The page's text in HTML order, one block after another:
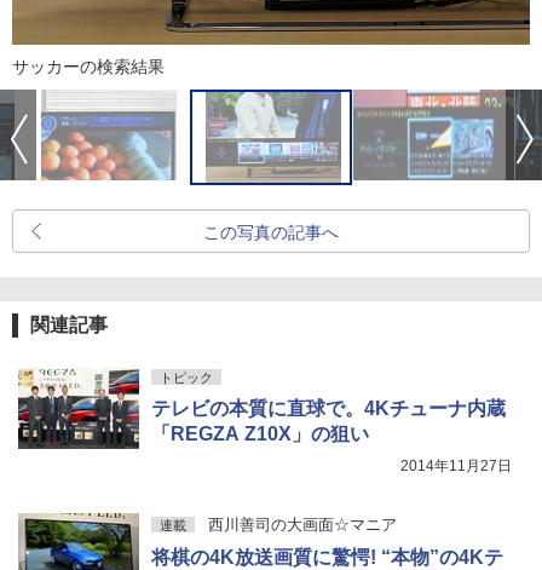
サッカーの検索結果
この写真の記事へ
関連記事
トピック
テレビの本質に直球で。4Kチューナ内蔵
「REGZA Z10X」の狙い
2014年11月27日
連載 西川善司の大画面☆マニア
将棋の4K放送画質に驚愕! “本物”の4Kテ